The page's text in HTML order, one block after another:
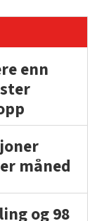
enn
måned
og 98